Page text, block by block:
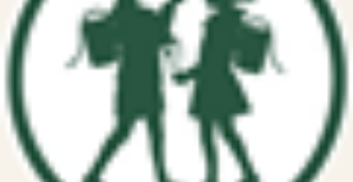
ランドセルを注文する